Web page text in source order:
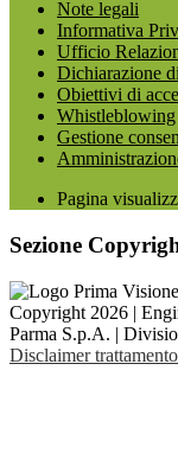
Note legali
Informativa
Ufficio
Dichiarazione
Obiettivi di
Whistleblowing
Gestione
Pagina
Sezione
Copyright 2026 |
Parma S.p.A. |
Disclaimer